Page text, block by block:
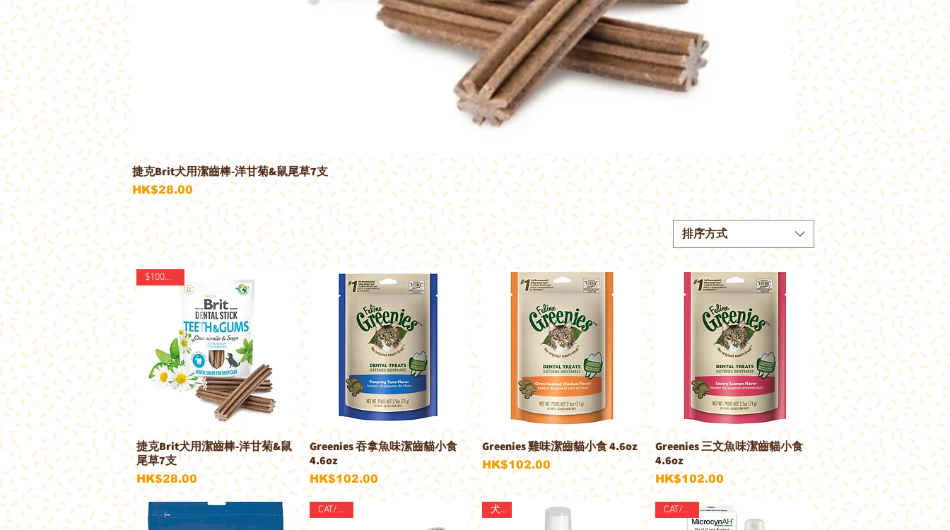
快速瀏覽
捷克Brit犬用潔齒棒-洋甘菊&鼠尾草7支
價格
HK$28.00
Greenies 吞拿魚味潔齒貓小食
價格
HK$102.00
排序方式
快速瀏覽
$100@4件
捷克Brit犬用潔齒棒-洋甘菊&鼠
尾草7支
價格
HK$28.00
快速瀏覽
Greenies 吞拿魚味潔齒貓小食
4.6oz
價格
HK$102.00
快速瀏覽
Greenies 雞味潔齒貓小食 4.6oz
價格
HK$102.00
快速瀏覽
Greenies 三文魚味潔齒貓小食
4.6oz
價格
HK$102.00
CAT/DOG 犬用 CAT/DOG